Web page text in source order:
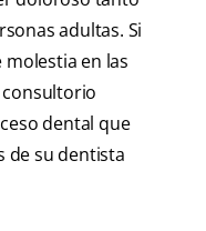
adultas. Si
en las
consultorio
dental que
de su dentista